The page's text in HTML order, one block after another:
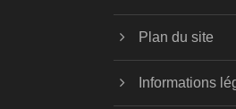
Plan du site
Informations